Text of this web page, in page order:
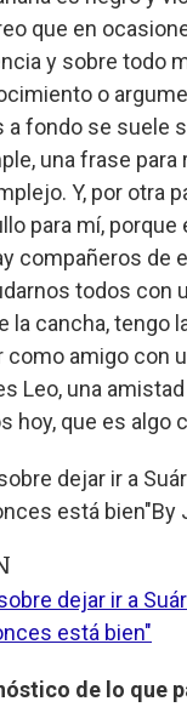
que en
y sobre todo
o
a fondo se suele
una frase para
Y, por otra
para mí, porque
compañeros de
todos con
la cancha, tengo
como amigo con
Leo, una
hoy, que es algo
dejar ir a
está bien"By
dejar ir a
está bien"
de lo que